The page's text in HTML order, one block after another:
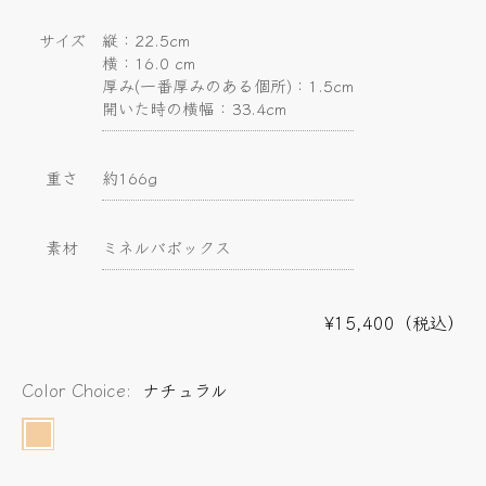
サイズ
縦：22.5cm
横：16.0 cm
厚み(一番厚みのある個所)：1.5cm
開いた時の横幅：33.4cm
重さ 約166g
素材 ミネルバボックス
¥15,400（税込）
Color Choice: ナチュラル